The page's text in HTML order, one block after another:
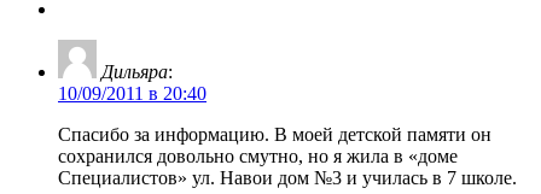
Дильяра:
10/09/2011 в 20:40
Спасибо за информацию. В моей детской памяти он
сохранился довольно смутно, но я жила в «доме
Специалистов» ул. Навои дом №3 и училась в 7 школе.